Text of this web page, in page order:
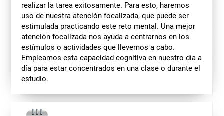
realizar la tarea exitosamente. Para esto, haremos
uso de nuestra atención focalizada, que puede ser
estimulada practicando este reto mental. Una mejor
atención focalizada nos ayuda a centrarnos en los
estímulos o actividades que llevemos a cabo.
Empleamos esta capacidad cognitiva en nuestro día a
día para estar concentrados en una clase o durante el
estudio.